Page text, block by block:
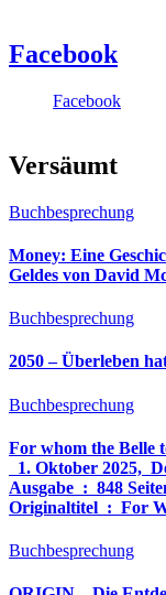
Facebook
Facebook
Versäumt
Buchbesprechung
Money: Eine
Geldes von David
Buchbesprechung
2050 – Überleben
Buchbesprechung
For whom the Belle
1. Oktober 2025,
Ausgabe ‏ : ‎ 848 Seiten, ISBN-13 ‏ : ‎ 978-3764533694,
Buchbesprechung